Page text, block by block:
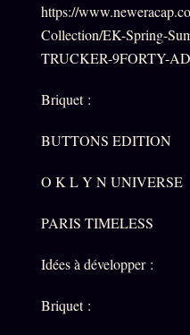
https://
Collection/EK-Spring-
TRUCKER-9FORTY-
Briquet :
BUTTONS EDITION
O K L Y N UNIVERSE
PARIS TIMELESS
Idées à développer :
Briquet :